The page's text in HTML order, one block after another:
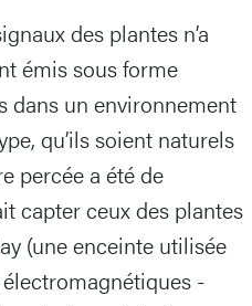
des plantes n’a
émis sous forme
dans un environnement
qu’ils soient naturels
percée a été de
capter ceux des plantes
(une enceinte utilisée
-